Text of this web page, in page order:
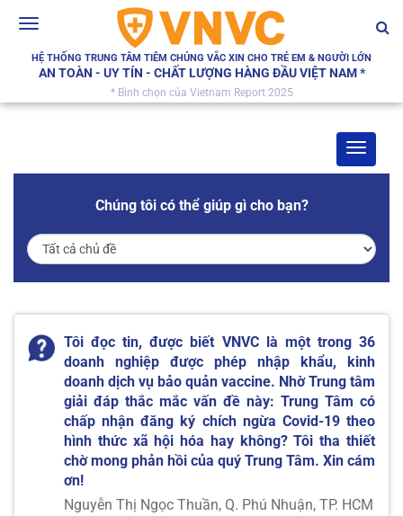
Toggle
HỆ THỐNG TRUNG TÂM TIÊM CHỦNG VẮC XIN CHO TRẺ EM & NGƯỜI LỚN
AN TOÀN - UY TÍN - CHẤT LƯỢNG HÀNG ĐẦU VIỆT NAM *
* Bình chọn của Vietnam Report 2025
Toggle
Chúng tôi có thể giúp gì cho bạn?
Tôi đọc tin, được biết VNVC là một trong 36
doanh nghiệp được phép nhập khẩu, kinh
doanh dịch vụ bảo quản vaccine. Nhờ Trung tâm
giải đáp thắc mắc vấn đề này: Trung Tâm có
chấp nhận đăng ký chích ngừa Covid-19 theo
hình thức xã hội hóa hay không? Tôi tha thiết
chờ mong phản hồi của quý Trung Tâm. Xin cám
ơn!
Nguyễn Thị Ngọc Thuần, Q. Phú Nhuận, TP. HCM